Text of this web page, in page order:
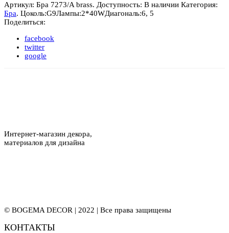
Артикул: Бра 7273/A brass. Доступность: В наличии Категория:
Бра. Цоколь:G9Лампы:2*40WДиагональ:6, 5
Поделиться:
facebook
twitter
google
Интернет-магазин декора,
материалов для дизайна
© BOGEMA DECOR | 2022 | Все права защищены
КОНТАКТЫ